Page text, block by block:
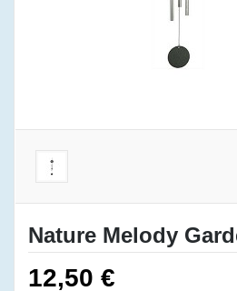
Nature Melody
12,50 €